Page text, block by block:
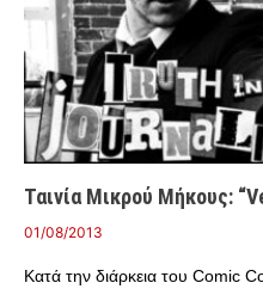
Ταινία Μικρού Μήκους:
01/08/2013
Κατά την διάρκεια του Comic